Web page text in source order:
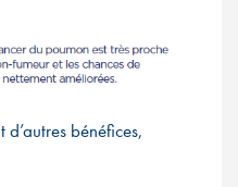
bénéfices,